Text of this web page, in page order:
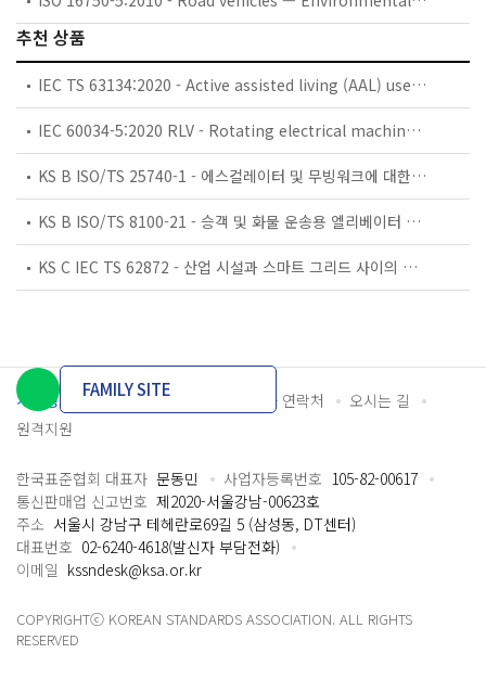
추천 상품
IEC TS 63134:2020 - Active assisted living (AAL) use cases
IEC 60034-5:2020 RLV - Rotating electrical machines - Part 5: Degrees of protection provided by the integral design of rotating electrical machines (IP code) - Classification
KS B ISO/TS 25740-1 - 에스컬레이터 및 무빙워크에 대한 안전요건 — 제1부: 세계공통 필수 안전요건(GESRs)
KS B ISO/TS 8100-21 - 승객 및 화물 운송용 엘리베이터 —제21부: 세계공통 필수안전요건(GESRs)을 충족하는 세계공통 안전 파라미터(GSPs)
KS C IEC TS 62872 - 산업 시설과 스마트 그리드 사이의 산업 공정 측정, 제어 및 자동화 시스템 인터페이스
개인정보처리방침 이용약관 담당자 연락처
오시는 길
원격지원
FAMILY SITE
한국표준협회 대표자 문동민 사업자등록번호 105-82-00617
통신판매업 신고번호 제2020-서울강남-00623호
주소 서울시 강남구 테헤란로69길 5 (삼성동, DT센터)
대표번호 02-6240-4618(발신자 부담전화)
이메일 kssndesk@ksa.or.kr
COPYRIGHTⓒ KOREAN STANDARDS ASSOCIATION. ALL RIGHTS
RESERVED